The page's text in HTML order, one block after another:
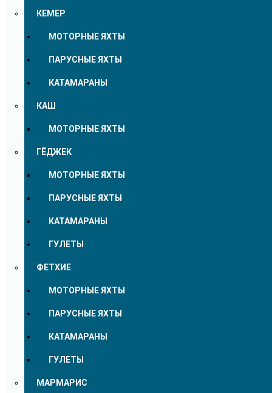
КЕМЕР
МОТОРНЫЕ ЯХТЫ
ПАРУСНЫЕ ЯХТЫ
КАТАМАРАНЫ
КАШ
МОТОРНЫЕ ЯХТЫ
ГЁДЖЕК
МОТОРНЫЕ ЯХТЫ
ПАРУСНЫЕ ЯХТЫ
КАТАМАРАНЫ
ГУЛЕТЫ
ФЕТХИЕ
МОТОРНЫЕ ЯХТЫ
ПАРУСНЫЕ ЯХТЫ
КАТАМАРАНЫ
ГУЛЕТЫ
МАРМАРИС